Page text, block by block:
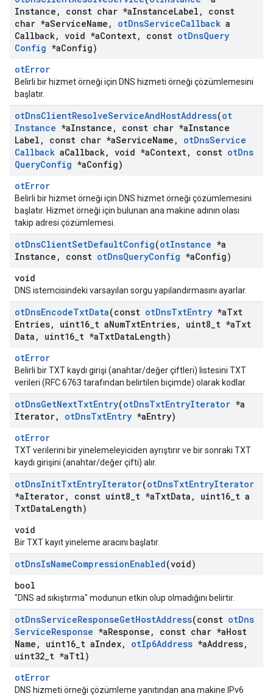
Instance , const char *aInstanceLabel ,
const
char *aServiceName , otDnsServiceCallback a
Callback, void *aContext, const otDnsQuery
Config *aConfig)
otError
Belirli bir hizmet örneği için DNS hizmeti örneği çözümlemesini
başlatır.
otDnsClientResolveServiceAndHostAddress(ot
Instance *aInstance , const char *aInstance
Label , const char *aServiceName , otDnsService
Callback aCallback, void *aContext, const otDns
QueryConfig *aConfig)
otError
Belirli bir hizmet örneği için DNS hizmet örneği çözümlemesini
başlatır. Hizmet örneği için bulunan ana makine adının olası
takip adresi çözümlemesi.
otDnsClientSetDefaultConfig(otInstance *a
Instance , const otDnsQueryConfig *aConfig)
void
DNS istemcisindeki varsayılan sorgu yapılandırmasını ayarlar.
otDnsEncodeTxtData(const otDnsTxtEntry *aTxt
Entries, uint16 t aNumTxtEntries, uint8 t *aTxt
Data , uint16 t *aTxtDataLength)
otError
Belirli bir TXT kaydı girişi (anahtar/değer çiftleri) listesini TXT
verileri (RFC 6763 tarafından belirtilen biçimde) olarak kodlar.
otDnsGetNextTxtEntry(otDnsTxtEntryIterator *a
Iterator, otDnsTxtEntry *aEntry)
otError
TXT verilerini bir yinelemeleyiciden ayrıştırır ve bir sonraki TXT
kaydı girişini (anahtar/değer çifti) alır.
otDnsInitTxtEntryIterator(otDnsTxtEntryIterator
*aIterator, const uint8 t *aTxtData , uint16 t a
TxtDataLength)
void
Bir TXT kayıt yineleme aracını başlatır.
otDnsIsNameCompressionEnabled(void)
bool
"DNS ad sıkıştırma" modunun etkin olup olmadığını belirtir.
otDnsServiceResponseGetHostAddress(const otDns
ServiceResponse *aResponse , const char *aHost
Name , uint16 t aIndex, otIp6Address *aAddress,
uint32 t *aTtl)
otError
DNS hizmeti örneği çözümleme yanıtından ana makine IPv6